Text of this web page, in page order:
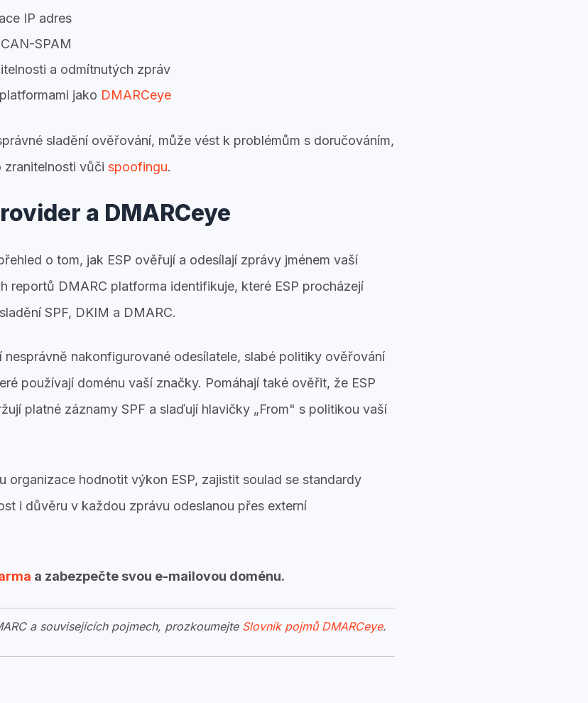
IP adres
SPAM
a odmítnutých zpráv
jako DMARCeye
sladění ověřování, může vést k problémům s doručováním,
zranitelnosti vůči spoofingu.
a DMARCeye
o tom, jak ESP ověřují a odesílají zprávy jménem vaší
reportů DMARC platforma identifikuje, které ESP procházejí
SPF, DKIM a DMARC.
nesprávně nakonfigurované odesílatele, slabé politiky ověřování
používají doménu vaší značky. Pomáhají také ověřit, že ESP
platné záznamy SPF a slaďují hlavičky „From" s politikou vaší
organizace hodnotit výkon ESP, zajistit soulad se standardy
i důvěru v každou zprávu odeslanou přes externí
a zabezpečte svou e-mailovou doménu.
a souvisejících pojmech, prozkoumejte Slovník pojmů DMARCeye.